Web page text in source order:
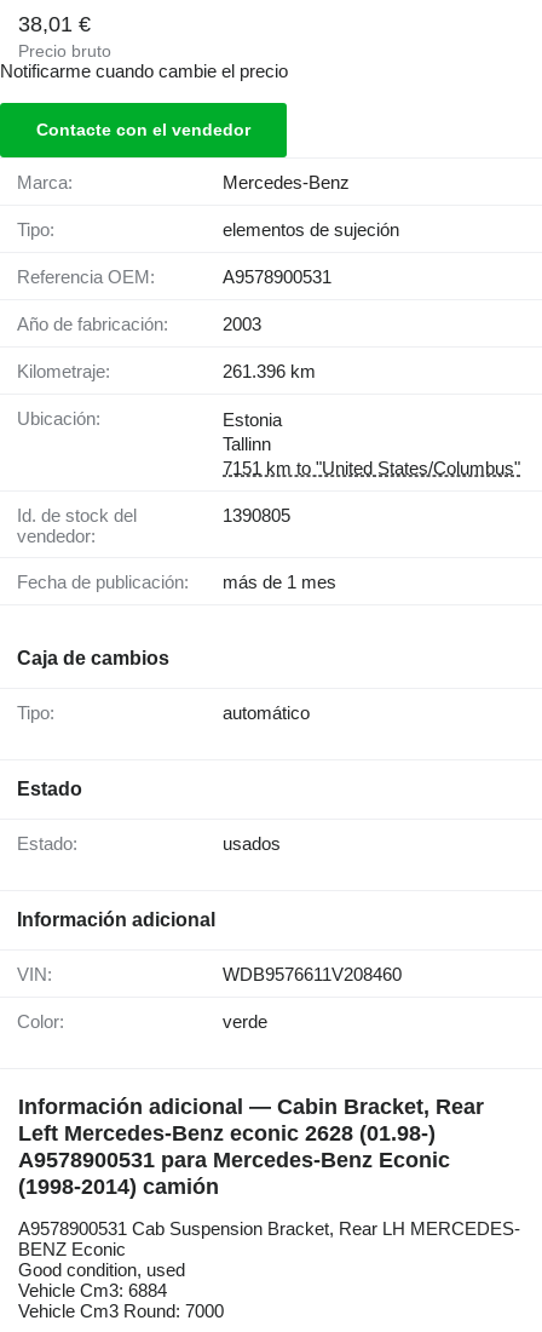
38,01 €
Precio bruto
Notificarme cuando cambie el precio
Contacte con el vendedor
Marca: Mercedes-Benz
Tipo: elementos de sujeción
Referencia OEM: A9578900531
Año de fabricación: 2003
Kilometraje: 261.396 km
Ubicación:
Estonia
Tallinn
7151 km to "United States/Columbus"
Id. de stock del
vendedor:
1390805
Fecha de publicación: más de 1 mes
Caja de cambios
Tipo: automático
Estado
Estado: usados
Información adicional
VIN: WDB9576611V208460
Color: verde
Información adicional — Cabin Bracket, Rear
Left Mercedes-Benz econic 2628 (01.98-)
A9578900531 para Mercedes-Benz Econic
(1998-2014) camión
A9578900531 Cab Suspension Bracket, Rear LH MERCEDES-
BENZ Econic
Good condition, used
Vehicle Cm3: 6884
Vehicle Cm3 Round: 7000